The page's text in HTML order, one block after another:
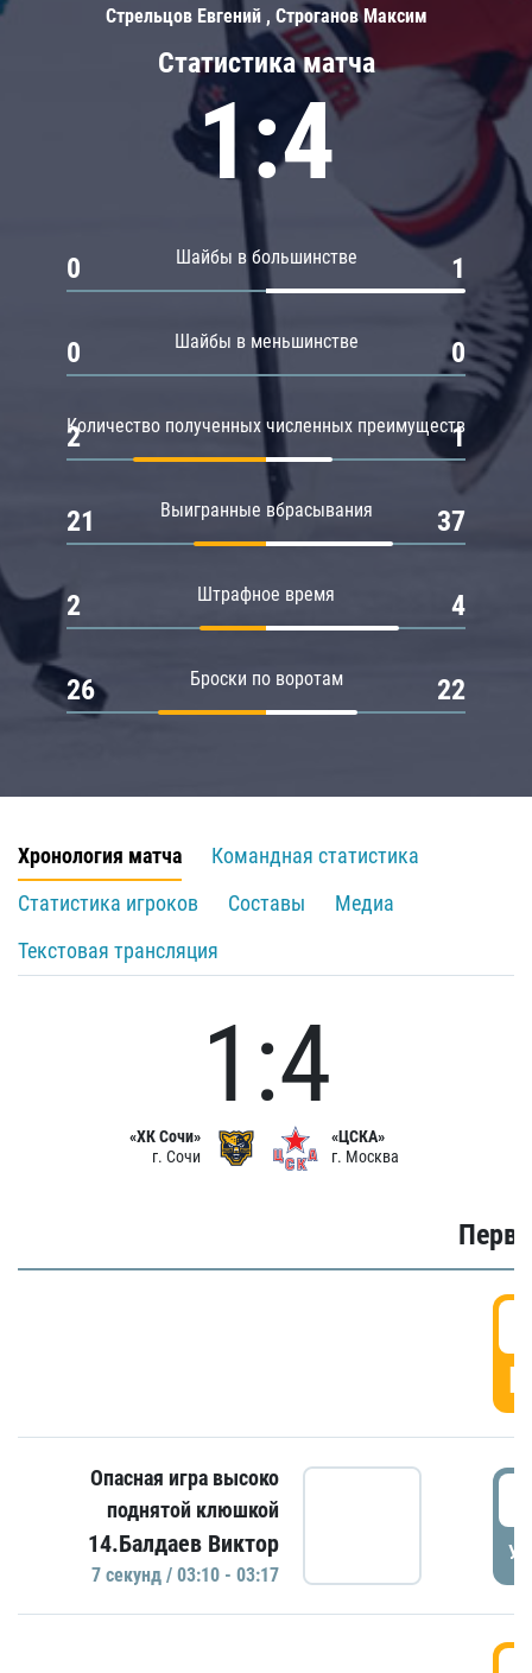
Статистика матча
1:4
Шайбы в большинстве
0 1
Шайбы в меньшинстве
0 0
Количество полученных численных преимуществ
2 1
Выигранные вбрасывания
21 37
Штрафное время
2 4
Броски по воротам
26 22
Стрельцов Евгений , Строганов Максим
Хронология матча
Командная статистика
Статистика игроков
Составы
Медиа
Текстовая трансляция
«ХК Сочи»
г. Сочи
1:4
«ЦСКА»
г. Москва
Опасная игра высоко
поднятой клюшкой
14.Балдаев Виктор
7 секунд / 03:10 - 03:17